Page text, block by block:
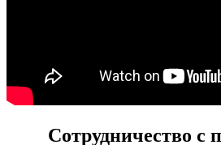
Сотрудничество с